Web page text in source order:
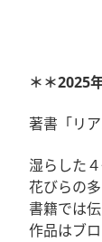
＊＊2025
著書「リ
湿らした
花びらの
書籍では
作品はブ